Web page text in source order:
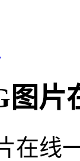
图片
在线